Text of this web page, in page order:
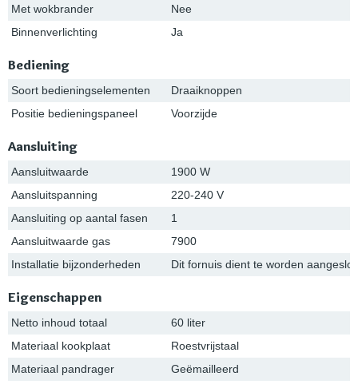
Met wokbrander
Nee
Binnenverlichting
Ja
Bediening
Soort bedieningselementen
Draaiknoppen
Positie bedieningspaneel
Voorzijde
Aansluiting
Aansluitwaarde
1900 W
Aansluitspanning
220-240 V
Aansluiting op aantal fasen
1
Aansluitwaarde gas
7900
Installatie bijzonderheden
Dit fornuis dient te worden
Eigenschappen
Netto inhoud totaal
60 liter
Materiaal kookplaat
Roestvrijstaal
Materiaal pandrager
Geëmailleerd